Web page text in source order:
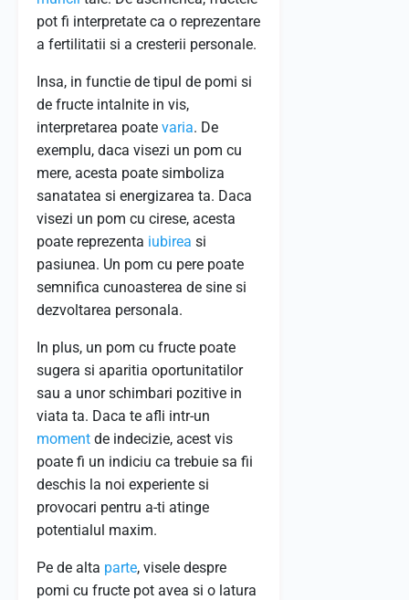
pot fi interpretate ca o reprezentare
a fertilitatii si a cresterii personale.
Insa, in functie de tipul de pomi si
de fructe intalnite in vis,
interpretarea poate varia. De
exemplu, daca visezi un pom cu
mere, acesta poate simboliza
sanatatea si energizarea ta. Daca
visezi un pom cu cirese, acesta
poate reprezenta iubirea si
pasiunea. Un pom cu pere poate
semnifica cunoasterea de sine si
dezvoltarea personala.
In plus, un pom cu fructe poate
sugera si aparitia oportunitatilor
sau a unor schimbari pozitive in
viata ta. Daca te afli intr-un
moment de indecizie, acest vis
poate fi un indiciu ca trebuie sa fii
deschis la noi experiente si
provocari pentru a-ti atinge
potentialul maxim.
Pe de alta parte, visele despre
pomi cu fructe pot avea si o latura